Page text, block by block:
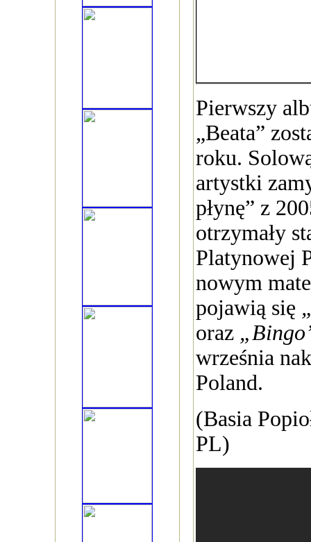
Pierwszy
„Beata”
roku.
artystki
płynę” z
otrzymały
Platynowej
nowym
pojawią się
oraz
września
Poland.
(Basia
PL)